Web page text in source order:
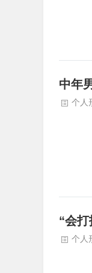
中年
个人
“会
个人